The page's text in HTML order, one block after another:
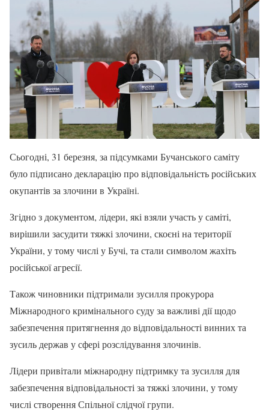
Сьогодні, 31 березня, за підсумками Бучанського саміту
було підписано декларацію про відповідальність російських
окупантів за злочини в Україні.
Згідно з документом, лідери, які взяли участь у саміті,
вирішили засудити тяжкі злочини, скоєні на території
України, у тому числі у Бучі, та стали символом жахіть
російської агресії.
Також чиновники підтримали зусилля прокурора
Міжнародного кримінального суду за важливі дії щодо
забезпечення притягнення до відповідальності винних та
зусиль держав у сфері розслідування злочинів.
Лідери привітали міжнародну підтримку та зусилля для
забезпечення відповідальності за тяжкі злочини, у тому
числі створення Спільної слідчої групи.